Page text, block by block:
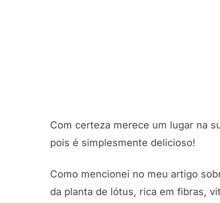
Com certeza merece um lugar na
pois é simplesmente delicioso!
Como mencionei no meu artigo
da planta de lótus, rica em fibras,